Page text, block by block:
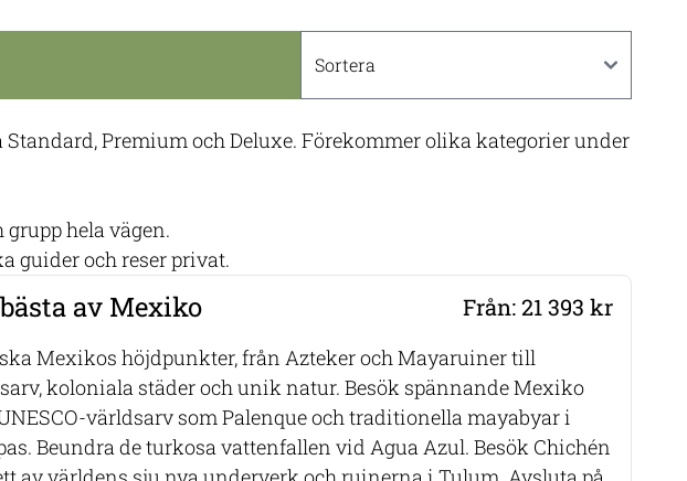
Premium och Deluxe. Förekommer olika kategorier under
hela vägen.
guider och reser privat.
av Mexiko Från: 21 393 kr
Mexikos höjdpunkter, från Azteker och Mayaruiner till
koloniala städer och unik natur. Besök spännande Mexiko
världsarv som Palenque och traditionella mayabyar i
Beundra de turkosa vattenfallen vid Agua Azul. Besök Chichén